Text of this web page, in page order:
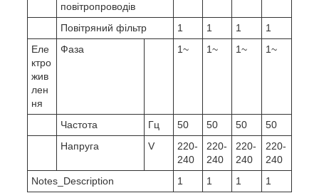
повітропроводів
Повітряний фільтр 1 1 1
1
Еле
ктро
жив
лен
ня
Фаза 1~ 1~ 1~ 1~
Частота Гц 50 50 50
50
Напруга
V
220-
240
220-
240
220-
240
220-
240
Notes_Description
1 1 1 1